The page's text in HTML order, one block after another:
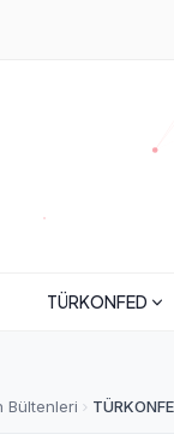
TÜRKONFED
Bültenleri